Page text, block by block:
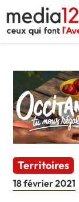
Territoires
18 février 2021